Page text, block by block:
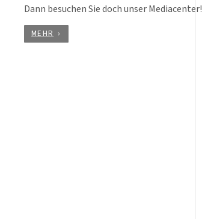
Dann besuchen Sie doch unser Mediacenter!
MEHR